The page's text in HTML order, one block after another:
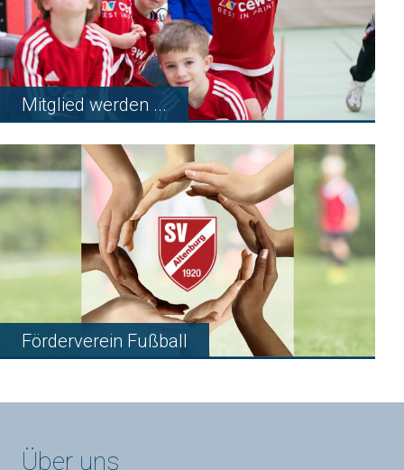
Mitglied werden ...
Förderverein Fußball
Über uns